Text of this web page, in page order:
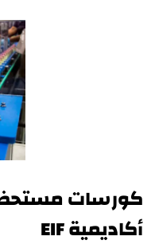
أكاديمية EIF